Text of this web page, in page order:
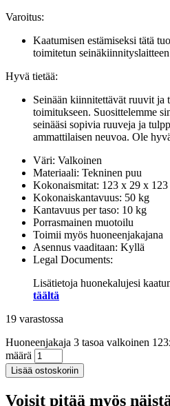
Varoitus:
Kaatumisen estämiseksi tätä
toimitetun seinäkiinnityslaitteen
Hyvä tietää:
Seinään kiinnitettävät ruuvit ja
toimitukseen. Suosittelemme
seinääsi sopivia ruuveja ja
ammattilaisen neuvoa. Ole
Väri: Valkoinen
Materiaali: Tekninen puu
Kokonaismitat: 123 x 29 x
Kokonaiskantavuus: 50 kg
Kantavuus per taso: 10 kg
Porrasmainen muotoilu
Toimii myös huoneenjakajana
Asennus vaaditaan: Kyllä
Legal Documents:
Lisätietoja huonekalujesi
täältä
19 varastossa
Huoneenjakaja 3 tasoa valkoinen
määrä
Lisää ostoskoriin
Voisit pitää myös